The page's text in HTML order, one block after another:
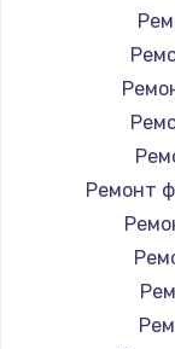
Замена /
Ремонт